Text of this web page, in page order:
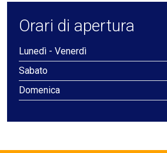
Orari di apertura
Lunedì - Venerdì
Sabato
Domenica